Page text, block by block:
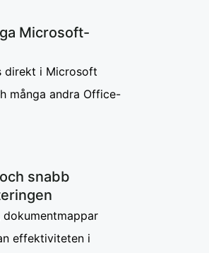
Microsoft-
direkt i Microsoft
många andra Office-
snabb
effektiviteten i